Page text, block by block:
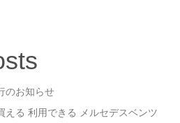
のお知らせ
える 利用できる メルセデスベンツ